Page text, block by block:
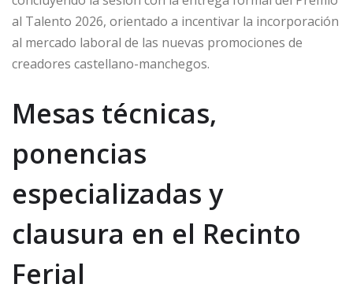
al Talento 2026, orientado a incentivar la incorporación
al mercado laboral de las nuevas promociones de
creadores castellano-manchegos.
Mesas técnicas,
ponencias
especializadas y
clausura en el Recinto
Ferial